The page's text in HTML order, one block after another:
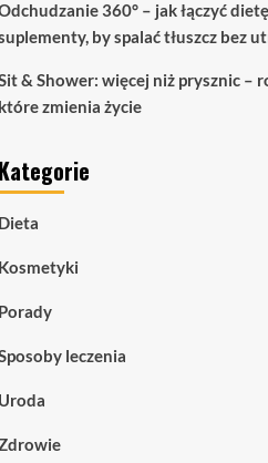
360° – jak łączyć
by spalać tłuszcz bez
& Shower: więcej niż prysznic –
które zmienia życie
Kategorie
Dieta
Kosmetyki
Porady
leczenia
Uroda